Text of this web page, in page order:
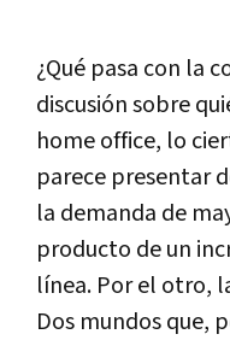
¿Qué pasa con la
discusión sobre
home office, lo
parece presentar
la demanda de
producto de un
línea. Por el otro,
Dos mundos que,